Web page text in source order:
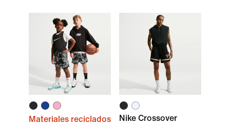
Materiales reciclados
Nike Crossover